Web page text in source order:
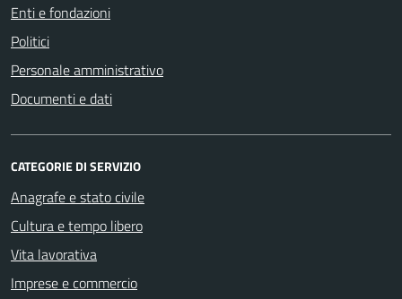
Enti e fondazioni
Politici
Personale amministrativo
Documenti e dati
CATEGORIE DI SERVIZIO
Anagrafe e stato civile
Cultura e tempo libero
Vita lavorativa
Imprese e commercio